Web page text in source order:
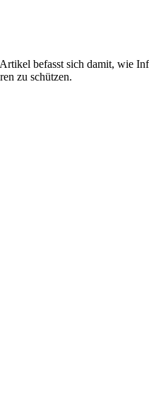
befasst sich damit, wie
zu schützen.